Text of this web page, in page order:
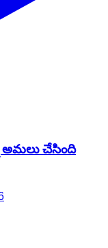
చేసింది